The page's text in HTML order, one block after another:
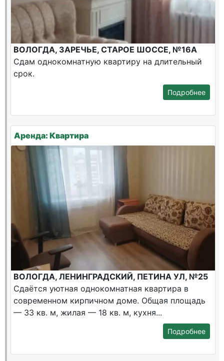
ВОЛОГДА, ЗАРЕЧЬЕ, СТАРОЕ ШОССЕ, №16А
Сдам однокомнатную квартиру на длительный
срок.
Подробнее
Аренда: Квартира
ВОЛОГДА, ЛЕНИНГРАДСКИЙ, ПЕТИНА УЛ, №25
Сдаётся уютная однокомнатная квартира в
современном кирпичном доме. Общая площадь
— 33 кв. м, жилая — 18 кв. м, кухня...
Подробнее